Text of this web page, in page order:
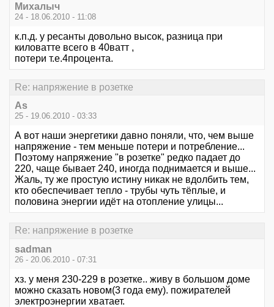
Михалыч
24 - 18.06.2010 - 11:08
к.п.д. у ресанты довольно высок, разница при
киловатте всего в 40ватт ,
потери т.е.4процента.
Re: напряжение в розетке
As
25 - 19.06.2010 - 03:33
А вот наши энергетики давно поняли, что, чем выше
напряжение - тем меньше потери и потребление...
Поэтому напряжение "в розетке" редко падает до
220, чаще бывает 240, иногда поднимается и выше...
Жаль, ту же простую истину никак не вдолбить тем,
кто обеспечивает тепло - трубы чуть тёплые, и
половина энергии идёт на отопление улицы...
Re: напряжение в розетке
sadman
26 - 20.06.2010 - 07:31
хз. у меня 230-229 в розетке.. живу в большом доме
можно сказать новом(3 года ему). пожирателей
электроэнергии хватает.